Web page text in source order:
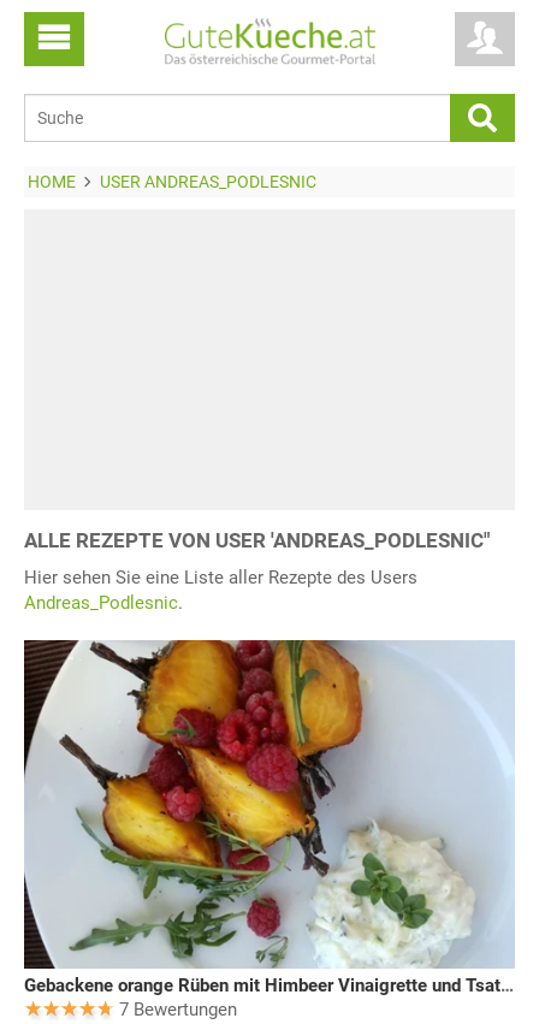
HOME USER ANDREAS_PODLESNIC
ALLE REZEPTE VON USER 'ANDREAS_PODLESNIC"
Hier sehen Sie eine Liste aller Rezepte des Users
Andreas_Podlesnic.
Gebackene orange Rüben mit Himbeer Vinaigrette und Tsatsiki
7 Bewertungen